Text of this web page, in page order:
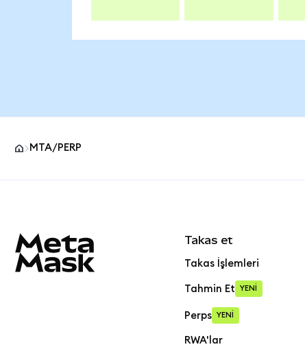
MTA/PERP
Takas et
Takas İşlemleri
Tahmin Et YENİ
Perps YENİ
RWA'lar